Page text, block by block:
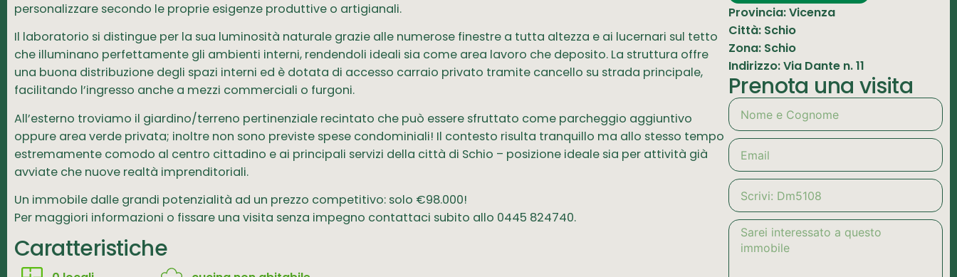
personalizzare secondo le proprie esigenze produttive o artigianali.
Il laboratorio si distingue per la sua luminosità naturale grazie alle numerose finestre a tutta altezza e ai lucernari sul tetto
che illuminano perfettamente gli ambienti interni, rendendoli ideali sia come area lavoro che deposito. La struttura offre
una buona distribuzione degli spazi interni ed è dotata di accesso carraio privato tramite cancello su strada principale,
facilitando l’ingresso anche a mezzi commerciali o furgoni.
All’esterno troviamo il giardino/terreno pertinenziale recintato che può essere sfruttato come parcheggio aggiuntivo
oppure area verde privata; inoltre non sono previste spese condominiali! Il contesto risulta tranquillo ma allo stesso tempo
estremamente comodo al centro cittadino e ai principali servizi della città di Schio – posizione ideale sia per attività già
avviate che nuove realtà imprenditoriali.
Un immobile dalle grandi potenzialità ad un prezzo competitivo: solo €98.000!
Per maggiori informazioni o fissare una visita senza impegno contattaci subito allo 0445 824740.
Caratteristiche
Provincia: Vicenza
Città: Schio
Zona: Schio
Indirizzo: Via Dante n. 11
Prenota una visita